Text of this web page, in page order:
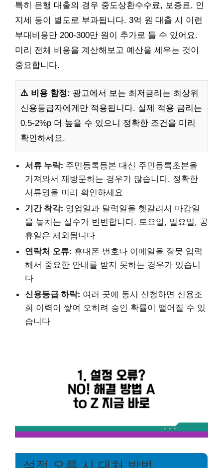
특히 은행 대출의 경우 중도상환수수료, 보증료, 인
지세 등이 별도로 부과됩니다. 3억 원 대출 시 이런
부대비용만 200-300만 원이 추가로 들 수 있어요.
미리 전체 비용을 계산해보고 예산을 세우는 것이
중요합니다.
⚠️ 비용 함정: 광고에서 보는 최저금리는 최상위
신용등급자에게만 적용됩니다. 실제 적용 금리는
0.5-2%p 더 높을 수 있으니 정확한 조건을 미리
확인하세요.
서류 누락: 주민등록등본 대신 주민등록초본을
가져와서 재방문하는 경우가 많습니다. 정확한
서류명을 미리 확인하세요
기간 착각: 영업일과 달력일을 헷갈려서 마감일
을 놓치는 실수가 빈번합니다. 토요일, 일요일, 공
휴일은 제외됩니다
연락처 오류: 휴대폰 번호나 이메일을 잘못 입력
해서 중요한 안내를 받지 못하는 경우가 있습니
다
신용등급 하락: 여러 곳에 동시 신청하면 신용조
회 이력이 쌓여 오히려 승인 확률이 떨어질 수 있
습니다